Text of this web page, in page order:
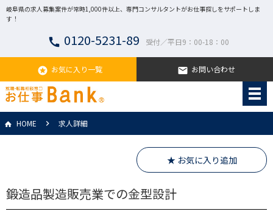
岐阜県の求人募集案件が常時1,000件以上、専門コンサルタントがお仕事探しをサポートしま
す！
call 0120-5231-89 受付／平日9：00-18：00
stars お気に入り一覧 email お問い合わせ
HOME 求人詳細
★ お気に入り追加
鍛造品製造販売業での金型設計